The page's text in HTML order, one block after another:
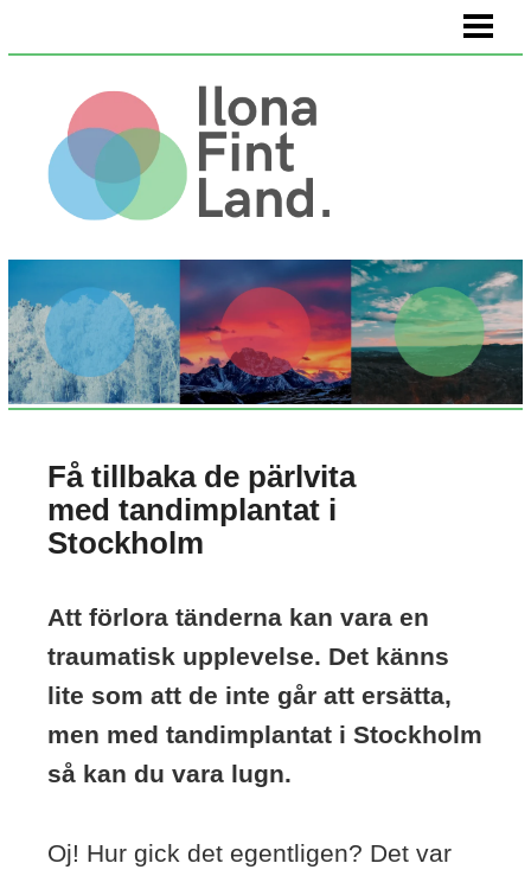
KÖPA KONST
OM OSS
Få tillbaka de pärlvita
med tandimplantat i
Stockholm
Att förlora tänderna kan vara en
traumatisk upplevelse. Det känns
lite som att de inte går att ersätta,
men med tandimplantat i Stockholm
så kan du vara lugn.
Oj! Hur gick det egentligen? Det var